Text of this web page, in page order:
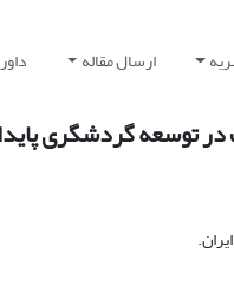
ارسال مقاله
توسعه گردشگری